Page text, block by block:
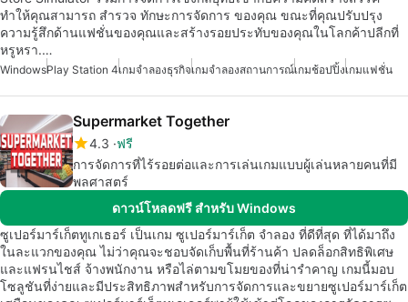
ทำให้คุณสามารถ สำรวจ ทักษะการจัดการ ของคุณ ขณะที่คุณปรับปรุง
ความรู้สึกด้านแฟชั่นของคุณและสร้างรอยประทับของคุณในโลกค้าปลีกที่
หรูหรา.…
WindowsPlay Station 4เกมจำลองธุรกิจเกมจำลองสถานการณ์เกมช้อปปิ้งเกมแฟชั่น
Supermarket Together
4.3 ฟรี
การจัดการที่ไร้รอยต่อและการเล่นเกมแบบผู้เล่นหลายคนที่มี
พลศาสตร์
ดาวน์โหลดฟรี สำหรับ Windows
ซูเปอร์มาร์เก็ตทูเกเธอร์ เป็นเกม ซูเปอร์มาร์เก็ต จำลอง ที่ดีที่สุด ที่ได้มาถึง
ในละแวกของคุณ ไม่ว่าคุณจะชอบจัดเก็บพื้นที่ร้านค้า ปลดล็อกสิทธิพิเศษ
และแฟรนไชส์ จ้างพนักงาน หรือไล่ตามขโมยของที่น่ารำคาญ เกมนี้มอบ
โซลูชันที่ง่ายและมีประสิทธิภาพสำหรับการจัดการและขยายซูเปอร์มาร์เก็ต